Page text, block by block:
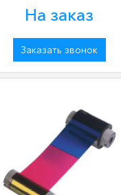
На заказ
Заказать звонок